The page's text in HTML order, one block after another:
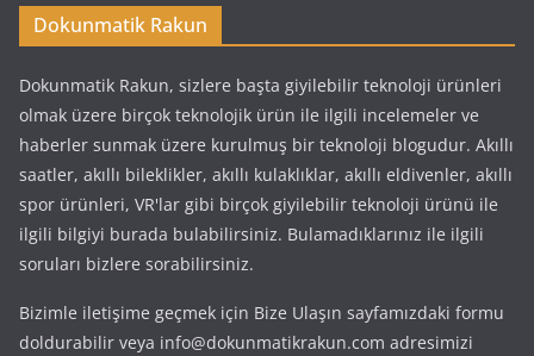
Dokunmatik Rakun
Dokunmatik Rakun, sizlere başta giyilebilir teknoloji ürünleri
olmak üzere birçok teknolojik ürün ile ilgili incelemeler ve
haberler sunmak üzere kurulmuş bir teknoloji blogudur. Akıllı
saatler, akıllı bileklikler, akıllı kulaklıklar, akıllı eldivenler, akıllı
spor ürünleri, VR'lar gibi birçok giyilebilir teknoloji ürünü ile
ilgili bilgiyi burada bulabilirsiniz. Bulamadıklarınız ile ilgili
soruları bizlere sorabilirsiniz.
Bizimle iletişime geçmek için Bize Ulaşın sayfamızdaki formu
doldurabilir veya info@dokunmatikrakun.com adresimizi